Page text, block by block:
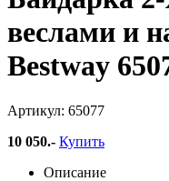
веслами и
Bestway
Артикул: 65077
10 050.- Купить
Описание